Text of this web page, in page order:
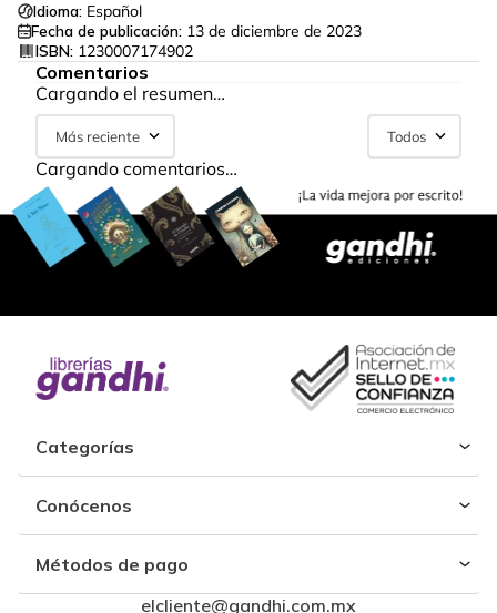
Idioma: Español
Fecha de publicación: 13 de diciembre de 2023
ISBN: 1230007174902
Comentarios
Cargando el resumen…
Más reciente Todos
Cargando comentarios…
Categorías
Conócenos
Métodos de pago
elcliente@gandhi.com.mx